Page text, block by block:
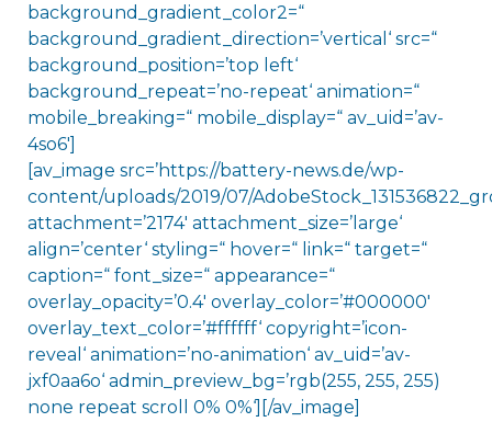
background_gradient_color2=“
background_gradient_direction=’vertical‘ src=“
background_position=’top left‘
background_repeat=’no-repeat‘ animation=“
mobile_breaking=“ mobile_display=“ av_uid=’av-
4so6′]
[av_image src=’https://battery-news.de/wp-
content/uploads/2019/07/
attachment=’2174′ attachment_size=’large‘
align=’center‘ styling=“ hover=“ link=“ target=“
caption=“ font_size=“ appearance=“
overlay_opacity=’0.4′ overlay_color=’#000000′
overlay_text_color=’#ffffff‘ copyright=’icon-
reveal‘ animation=’no-animation‘ av_uid=’av-
jxf0aa6o‘ admin_preview_bg=’rgb(255, 255, 255)
none repeat scroll 0% 0%‘][/av_image]